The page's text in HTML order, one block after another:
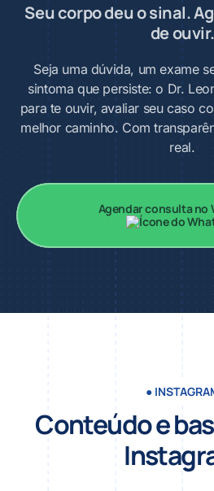
Seu corpo deu o sinal.
de ouvir.
Seja uma dúvida, um exame
sintoma que persiste: o Dr.
para te ouvir, avaliar seu caso
melhor caminho. Com
real.
Agendar consulta no
●
Conteúdo e